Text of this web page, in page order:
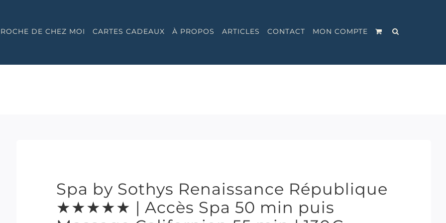
DE CHEZ MOI CARTES CADEAUX À PROPOS ARTICLES CONTACT MON COMPTE
Spa by Sothys Renaissance République
★★★★★ | Accès Spa 50 min puis